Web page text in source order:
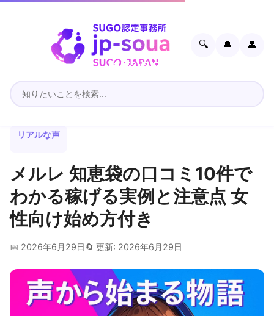
🔍 🔔 👤
リアルな声
メルレ 知恵袋の口コミ10件で
わかる稼げる実例と注意点 女
性向け始め方付き
📅 2026年6月29日 🔄 更新: 2026年6月29日